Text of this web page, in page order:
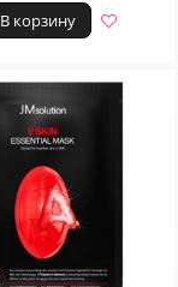
В корзину